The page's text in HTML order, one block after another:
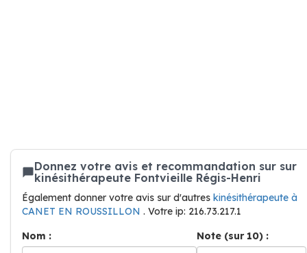
Donnez votre avis et recommandation sur sur
kinésithérapeute Fontvieille Régis-Henri
Également donner votre avis sur d'autres kinésithérapeute à
CANET EN ROUSSILLON . Votre ip: 216.73.217.1
Nom :
Note (sur 10) :